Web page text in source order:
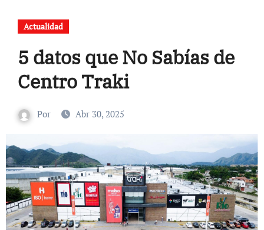
Actualidad
5 datos que No Sabías de
Centro Traki
Por Abr 30, 2025